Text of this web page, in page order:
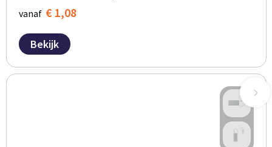
vanaf € 1,08
Bekijk